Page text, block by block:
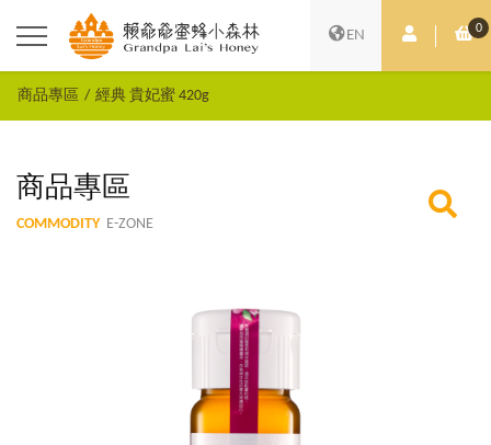
EN 會員中心0
購
商品專區 經典 貴妃蜜 420g
商品專區
COMMODITY E-ZONE